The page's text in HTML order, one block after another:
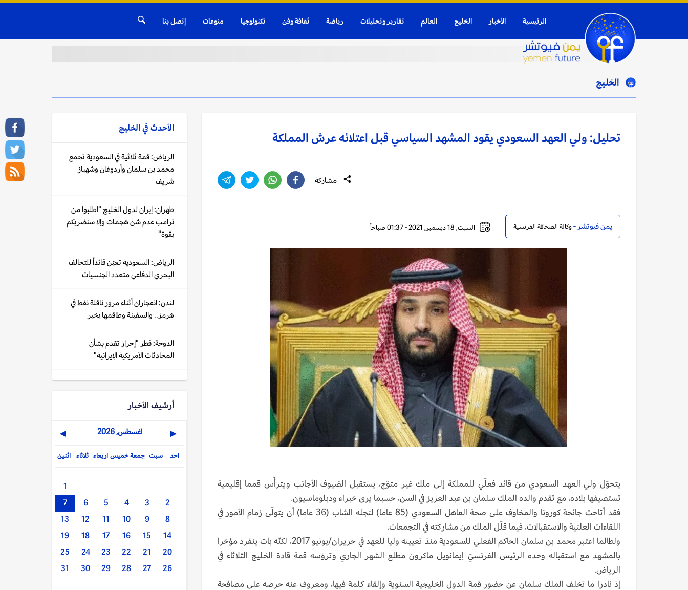
الرئيسية الأخبار الخليج العالم تقارير وتحليلات رياضة ثقافة وفن تكنولوجيا منوعات إتصل بنا
الخليج
تحليل: ولي العهد السعودي يقود المشهد السياسي قبل اعتلائه عرش المملكة
مشاركة
يمن فيوتشر -وكالة الصحافة الفرنسية السبت, 18 ديسمبر, 2021 - 01:37 صباحاً
يتحوّل ولي العهد السعودي من قائد فعلّي للمملكة إلى ملك غير متوّج، يستقبل الضيوف الأجانب ويترأّس قمما إقليمية
تستضيفها بلاده، مع تقدم والده الملك سلمان بن عبد العزيز في السن، حسبما يرى خبراء ودبلوماسيون.
فقد أتاحت جائحة كورونا والمخاوف على صحة العاهل السعودي (85 عاما) لنجله الشاب (36 عاما) أن يتولّى زمام الأمور في
اللقاءات العلنية والاستقبالات، فيما قلّل الملك من مشاركته في التجمعات.
ولطالما اعتبر محمد بن سلمان الحاكم الفعلي للسعودية منذ تعيينه وليا للعهد في حزيران/يونيو 2017، لكنّه بات ينفرد مؤخرا
بالمشهد مع استقباله وحده الرئيس الفرنسيّ إيمانويل ماكرون مطلع الشهر الجاري وترؤسه قمة قادة الخليج الثلاثاء في
الرياض.
إذ نادرا ما تخلف الملك سلمان عن حضور قمة الدول الخليجية السنوية وإلقاء كلمة فيها، ومعروف عنه حرصه على مصافحة
الأحدث في الخليج
الرياض: قمة ثلاثية في السعودية تجمع
محمد بن سلمان وأردوغان وشهباز
شريف
طهران: إيران لدول الخليج "اطلبوا من
ترامب عدم شن هجمات وإلا سنضربكم
بقوة"
الرياض: السعودية تعيّن قائداً للتحالف
البحري الدفاعي متعدد الجنسيات
لندن: انفجاران أثناء مرور ناقلة نفط في
هرمز.. والسفينة وطاقمها بخير
الدوحة: قطر "إحراز تقدم بشأن
المحادثات الأمريكية الإيرانية"
أرشيف الأخبار
◀ اغسطس, 2026 ▶
اثنين ثلاثاء اربعاء خميس جمعة سبت احد
1
2
3
4
5
6
7
8
9
10
11
12
13
14
15
16
17
18
19
20
21
22
23
24
25
26
27
28
29
30
31